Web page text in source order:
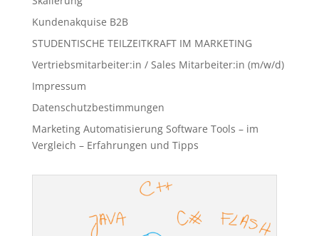
Kundenakquise B2B
STUDENTISCHE TEILZEITKRAFT IM MARKETING
Vertriebsmitarbeiter:in / Sales Mitarbeiter:in (m/w/d)
Impressum
Datenschutzbestimmungen
Marketing Automatisierung Software Tools – im
Vergleich – Erfahrungen und Tipps